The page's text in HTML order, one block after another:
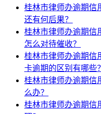
桂林市律师办逾期信
还有何后果？
桂林市律师办逾期信
怎么对待催收？
桂林市律师办逾期信
卡逾期的区别有哪些？
桂林市律师办逾期信
么办？
桂林市律师办逾期信